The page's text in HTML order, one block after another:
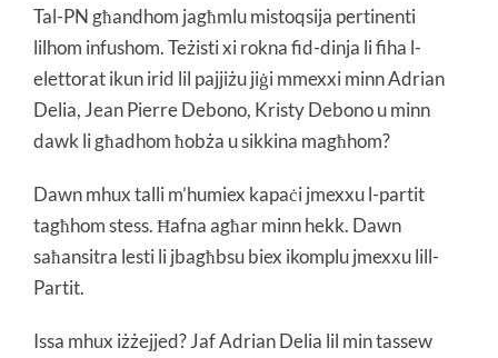
Tal-PN għandhom jagħmlu mistoqsija pertinenti
lilhom infushom. Teżisti xi rokna fid-dinja li fiha l-
elettorat ikun irid lil pajjiżu jiġi mmexxi minn Adrian
Delia, Jean Pierre Debono, Kristy Debono u minn
dawk li għadhom ħobża u sikkina magħhom?
Dawn mhux talli m’humiex kapaċi jmexxu l-partit
tagħhom stess. Ħafna agħar minn hekk. Dawn
saħansitra lesti li jbagħbsu biex ikomplu jmexxu lill-
Partit.
Issa mhux iżżejjed? Jaf Adrian Delia lil min tassew